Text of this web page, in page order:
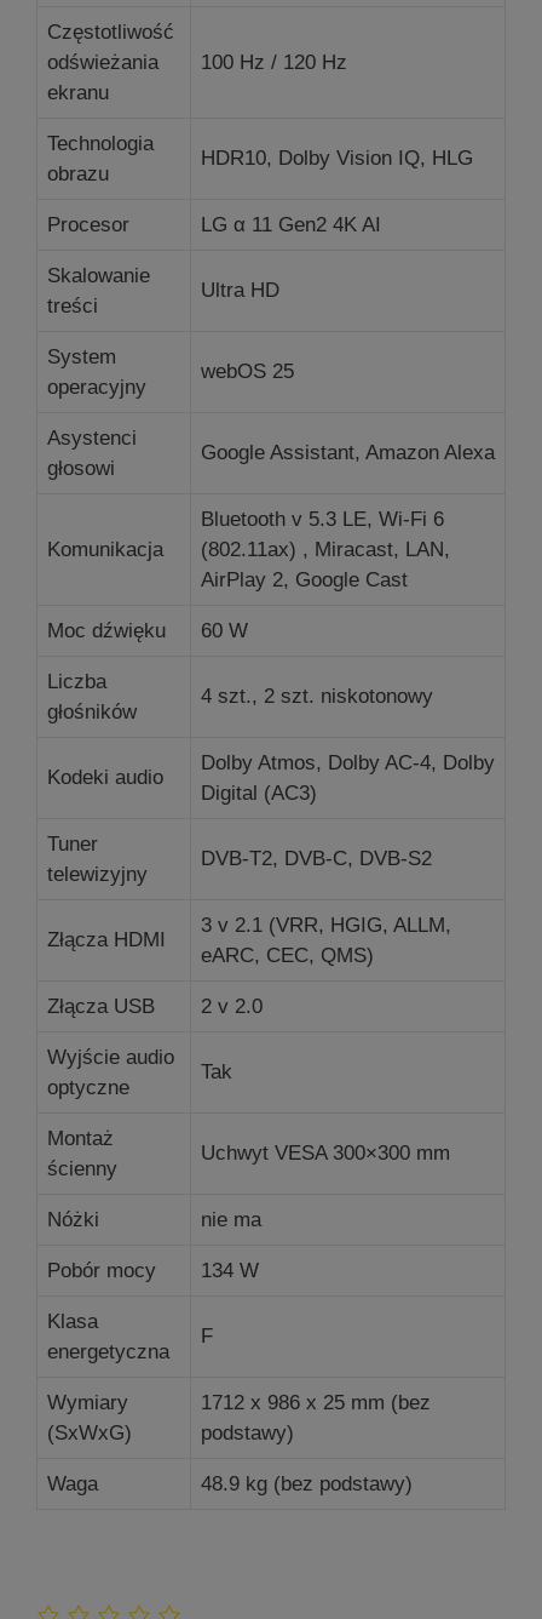
Częstotliwość
odświeżania
ekranu
100 Hz / 120 Hz
Technologia
obrazu
HDR10, Dolby Vision IQ, HLG
Procesor LG α 11 Gen2 4K AI
Skalowanie
treści
Ultra HD
System
operacyjny
webOS 25
Asystenci
głosowi
Google Assistant, Amazon Alexa
Komunikacja
Bluetooth v 5.3 LE, Wi-Fi 6
(802.11ax) , Miracast, LAN,
AirPlay 2, Google Cast
Moc dźwięku 60 W
Liczba
głośników
4 szt., 2 szt. niskotonowy
Kodeki audio
Dolby Atmos, Dolby AC-4, Dolby
Digital (AC3)
Tuner
telewizyjny
DVB-T2, DVB-C, DVB-S2
Złącza HDMI
3 v 2.1 (VRR, HGIG, ALLM,
eARC, CEC, QMS)
Złącza USB 2 v 2.0
Wyjście audio
optyczne
Tak
Montaż
ścienny
Uchwyt VESA 300×300 mm
Nóżki nie ma
Pobór mocy 134 W
Klasa
energetyczna
F
Wymiary
(SxWxG)
1712 x 986 x 25 mm (bez
podstawy)
Waga 48.9 kg (bez podstawy)